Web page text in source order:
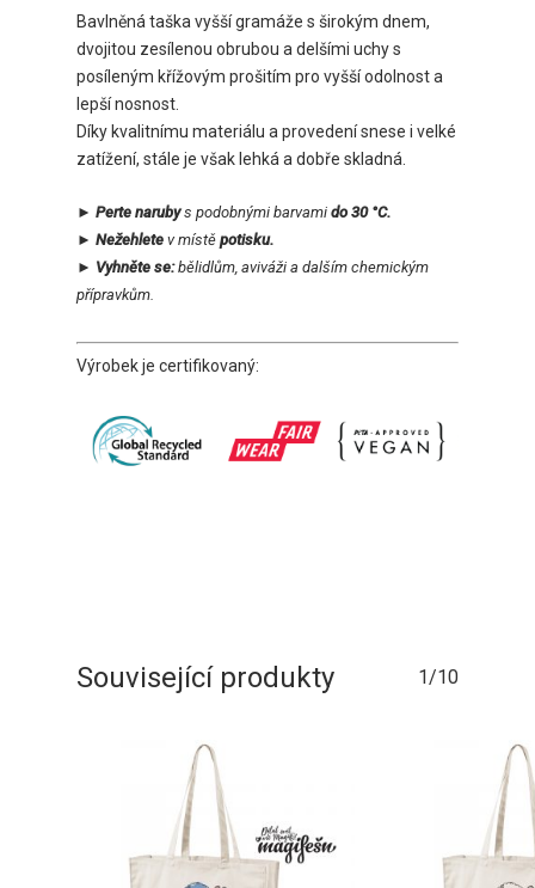
Bavlněná taška vyšší gramáže s širokým dnem,
dvojitou zesílenou obrubou a delšími uchy s
posíleným křížovým prošitím pro vyšší odolnost a
lepší nosnost.
Díky kvalitnímu materiálu a provedení snese i velké
zatížení, stále je však lehká a dobře skladná.
► Perte narubys podobnými barvami do 30 °C.
► Nežehlete v místě potisku.
► Vyhněte se:bělidlům, aviváži a dalším chemickým
přípravkům.
Výrobek je certifikovaný:
Související produkty 1/10